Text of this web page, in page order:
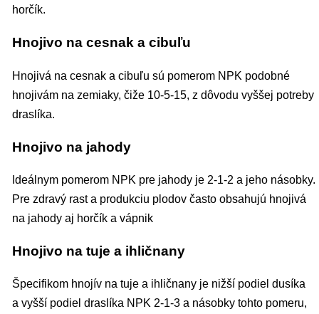
horčík.
Hnojivo na cesnak a cibuľu
Hnojivá na cesnak a cibuľu sú pomerom NPK podobné
hnojivám na zemiaky, čiže 10-5-15, z dôvodu vyššej potreby
draslíka.
Hnojivo na jahody
Ideálnym pomerom NPK pre jahody je 2-1-2 a jeho násobky.
Pre zdravý rast a produkciu plodov často obsahujú hnojivá
na jahody aj horčík a vápnik
Hnojivo na tuje a ihličnany
Špecifikom hnojív na tuje a ihličnany je nižší podiel dusíka
a vyšší podiel draslíka NPK 2-1-3 a násobky tohto pomeru,